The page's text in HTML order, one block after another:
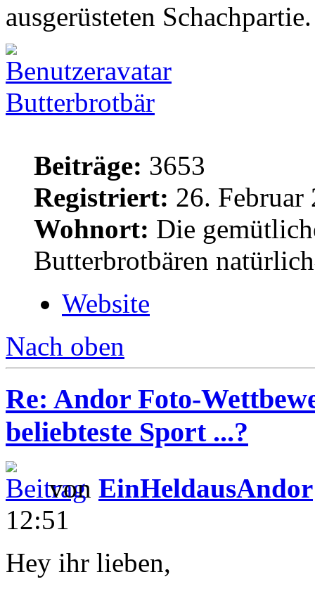
ausgerüsteten
Butterbrotbär
Beiträge: 3653
Registriert: 26. Februar
Wohnort: Die
Butterbrotbären
Website
Nach oben
Re: Andor Foto-
beliebteste Sport ...?
von EinHeldausAndor
12:51
Hey ihr lieben,